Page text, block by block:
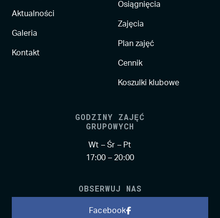
Aktualności
Galeria
Kontakt
Osiągnięcia
Zajęcia
Plan zajęć
Cennik
Koszulki klubowe
GODZINY ZAJĘĆ
GRUPOWYCH
Wt – Śr – Pt
17:00 – 20:00
OBSERWUJ NAS
Facebook